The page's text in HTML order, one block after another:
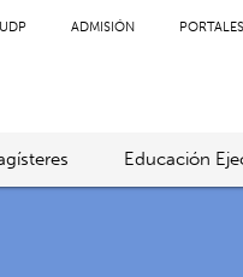
UDP ADMISIÓN
Educación